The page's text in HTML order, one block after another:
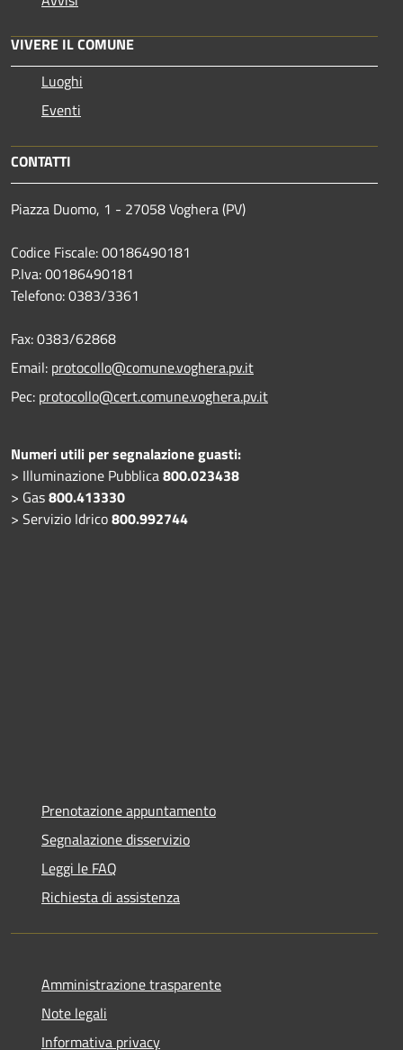
VIVERE IL COMUNE
Luoghi
Eventi
CONTATTI
Piazza Duomo, 1 - 27058 Voghera (PV)
Codice Fiscale: 00186490181
P.Iva: 00186490181
Telefono:0383/3361
Fax:0383/62868
Email: protocollo@comune.voghera.pv.it
Pec: protocollo@cert.comune.voghera.pv.it
Numeri utili per segnalazione guasti:
> Illuminazione Pubblica800.023438
> Gas800.413330
> Servizio Idrico800.992744
Prenotazione appuntamento
Segnalazione disservizio
Leggi le FAQ
Richiesta di assistenza
Amministrazione trasparente
Note legali
Informativa privacy